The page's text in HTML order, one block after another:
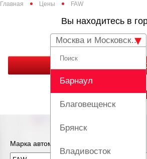
Главная Цены FAW
Вы находитесь в
Москва и Московская
Барнаул
Благовещенск
Брянск
Владивосток
ЗАКАЗАТЬ ЗВОНОК
ТО FAW В
Марка автомобиля*